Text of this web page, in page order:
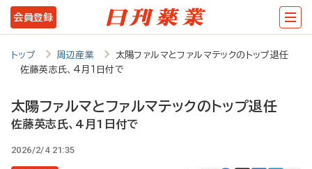
メ
イ
テ
ツ
会員登録
トップ 周辺産業
太陽ファルマとファルマテックのトップ退任
佐藤英志氏、4月1日付で
太陽ファルマとファルマテックのトップ退任
佐藤英志氏、4月1日付で
2026/2/4 21:35